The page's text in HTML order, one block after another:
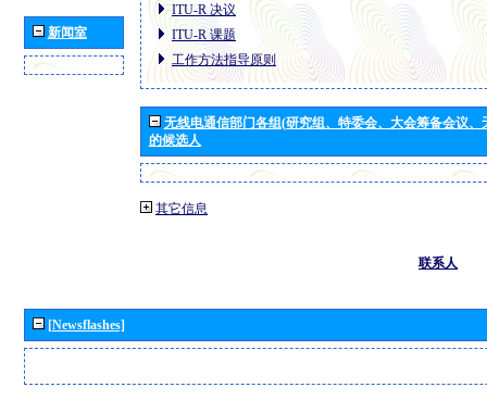
新闻室
ITU-R 决议
ITU-R 课题
工作方法指导原则
无线电通信部门各组(研究组、特委会、大会筹备会议
的候选人
其它信息
联系人
[Newsflashes]